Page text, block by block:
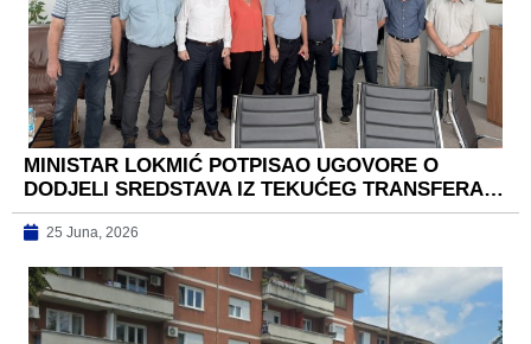
MINISTAR LOKMIĆ POTPISAO UGOVORE O
DODJELI SREDSTAVA IZ TEKUĆEG TRANSFERA…
25 Juna, 2026